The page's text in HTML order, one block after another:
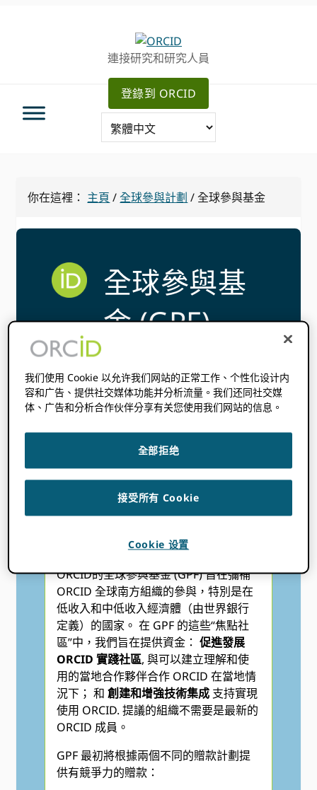
連接研究和研究人員
登錄到 ORCID
你在這裡： 主頁 /全球參與計劃 /全球參與基金
全球參與基
金 (GPF)
这 ORCID 全球參與基金 (GPF) 成立於 2022 年，
旨在提供贈款以增加全球參與 ORCID.
GPF 資助計劃
ORCID的全球參與基金 (GPF) 旨在彌補
ORCID 全球南方組織的參與，特別是在
低收入和中低收入經濟體（由世界銀行
定義）的國家。 在 GPF 的這些“焦點社
區”中，我們旨在提供資金：促進發展
ORCID 實踐社區, 與可以建立理解和使
用的當地合作夥伴合作 ORCID 在當地情
況下； 和創建和增強技術集成 支持實現
使用 ORCID. 提議的組織不需要是最新的
ORCID 成員。
GPF 最初將根據兩個不同的贈款計劃提
供有競爭力的贈款：
我们使用 Cookie 以允许我们网站的正常工作、个性化设计内
容和广告、提供社交媒体功能并分析流量。我们还同社交媒
体、广告和分析合作伙伴分享有关您使用我们网站的信息。
全部拒绝
接受所有 Cookie
Cookie 设置